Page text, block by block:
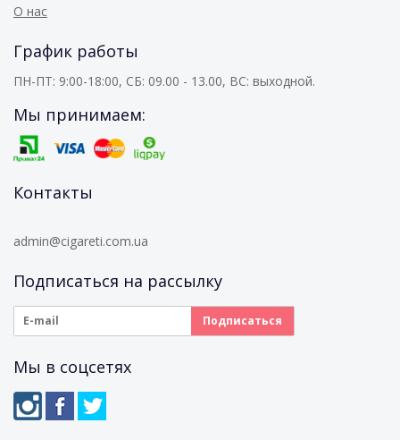
О нас
График работы
ПН-ПТ: 9:00-18:00, СБ: 09.00 - 13.00, ВС: выходной.
Мы принимаем:
Контакты
admin@cigareti.com.ua
Подписаться на рассылку
Мы в соцсетях